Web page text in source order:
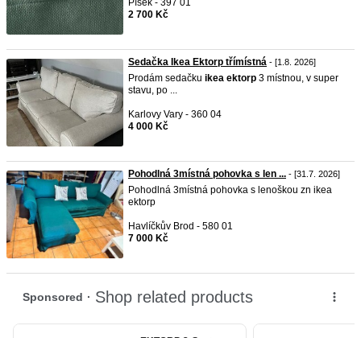
Písek - 397 01
2 700 Kč
Sedačka Ikea Ektorp třímístná - [1.8. 2026]
Prodám sedačku ikea ektorp 3 místnou, v super
stavu, po ...
Karlovy Vary - 360 04
4 000 Kč
Pohodlná 3místná pohovka s len ... - [31.7. 2026]
Pohodlná 3místná pohovka s lenoškou zn ikea
ektorp
Havlíčkův Brod - 580 01
7 000 Kč